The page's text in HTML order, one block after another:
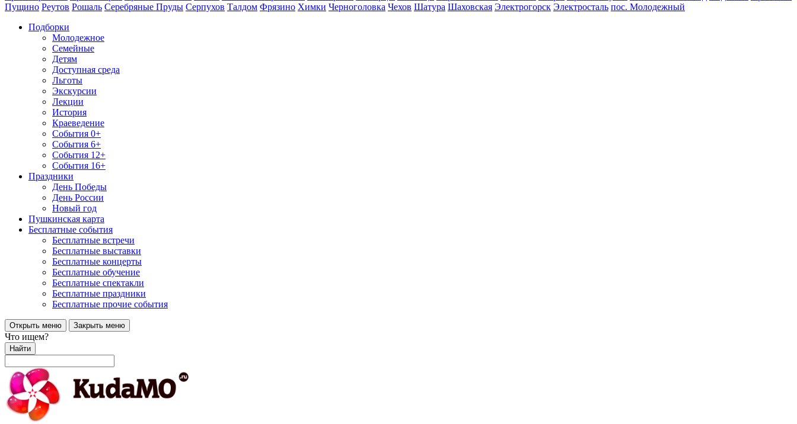
Пущино Реутов Рошаль Серебряные Пруды Серпухов Талдом Фрязино Химки Черноголовка Чехов Шатура Шаховская Электрогорск Электросталь пос. Молодежный
Подборки
Молодежное
Семейные
Детям
Доступная среда
Льготы
Экскурсии
Лекции
История
Краеведение
События 0+
События 6+
События 12+
События 16+
Праздники
День Победы
День России
Новый год
Пушкинская карта
Бесплатные события
Бесплатные встречи
Бесплатные выставки
Бесплатные концерты
Бесплатные обучение
Бесплатные спектакли
Бесплатные праздники
Бесплатные прочие события
Открыть меню Закрыть меню
Что ищем?
Найти